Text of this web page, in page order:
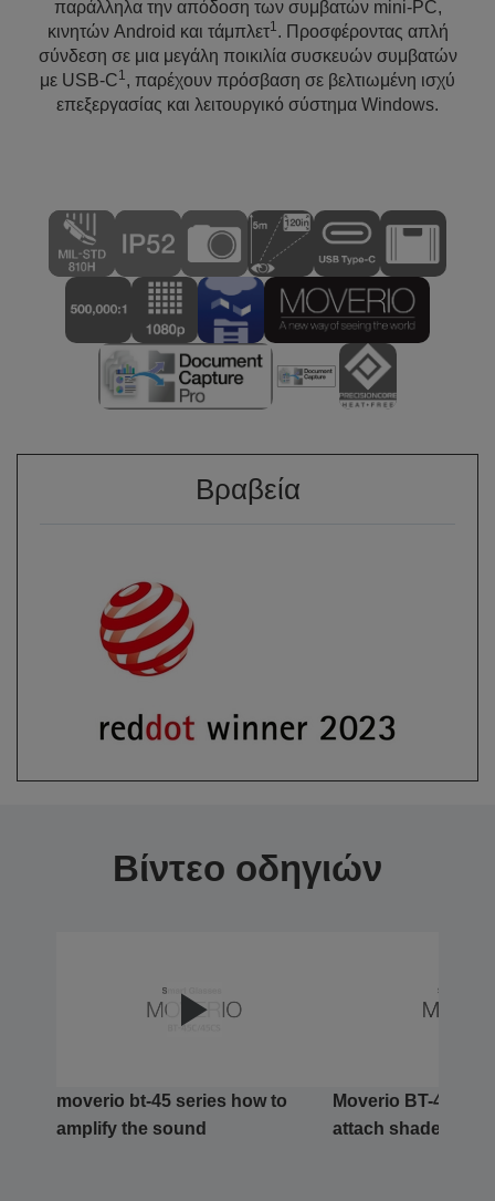
παράλληλα την απόδοση των συμβατών mini-PC,
κινητών Android και τάμπλετ1. Προσφέροντας απλή
σύνδεση σε μια μεγάλη ποικιλία συσκευών συμβατών
με USB-C1, παρέχουν πρόσβαση σε βελτιωμένη ισχύ
επεξεργασίας και λειτουργικό σύστημα Windows.
Βραβεία
Βίντεο οδηγιών
moverio bt-45 series how to
amplify the sound
Moverio BT-45
attach shades